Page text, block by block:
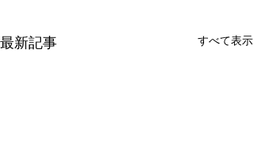
最新記事 すべて表示